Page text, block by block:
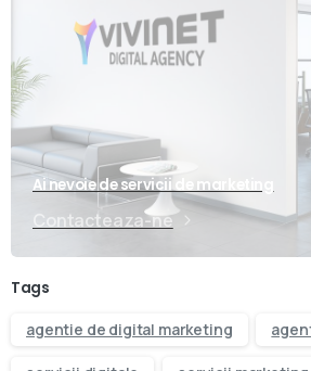
Ai nevoie de servicii de marketing
Contacteaza-ne
Tags
agentie de digital marketing